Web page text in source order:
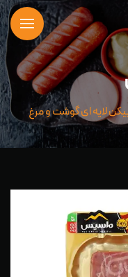
لایه ای گوشت و مرغ